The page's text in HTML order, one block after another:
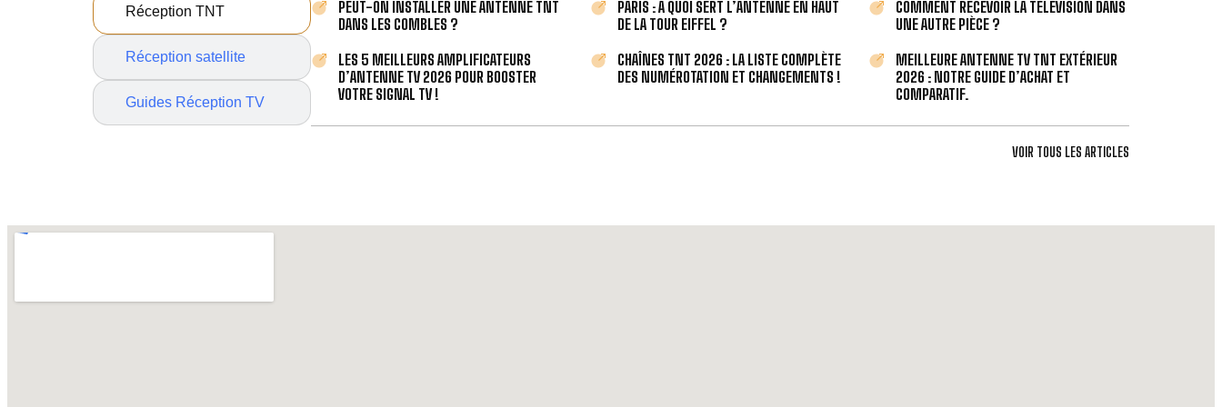
Réception TNT
Réception satellite
Guides Réception TV
PEUT-ON INSTALLER UNE ANTENNE TNT
DANS LES COMBLES ?
PARIS : À QUOI SERT L’ANTENNE EN HAUT
DE LA TOUR EIFFEL ?
COMMENT RECEVOIR LA TÉLÉVISION DANS
UNE AUTRE PIÈCE ?
LES 5 MEILLEURS AMPLIFICATEURS
D’ANTENNE TV 2026 POUR BOOSTER
VOTRE SIGNAL TV !
CHAÎNES TNT 2026 : LA LISTE COMPLÈTE
DES NUMÉROTATION ET CHANGEMENTS !
MEILLEURE ANTENNE TV TNT EXTÉRIEUR
2026 : NOTRE GUIDE D’ACHAT ET
COMPARATIF.
VOIR TOUS LES ARTICLES